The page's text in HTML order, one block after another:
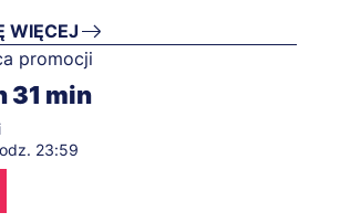
WIĘCEJ
promocji
31 min
23:59